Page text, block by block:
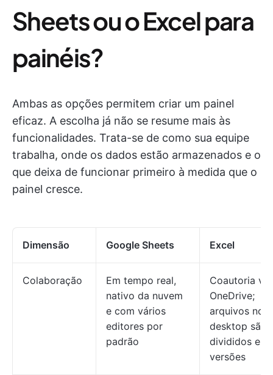
Sheets ou o Excel para
painéis?
Ambas as opções permitem criar um painel
eficaz. A escolha já não se resume mais às
funcionalidades. Trata-se de como sua equipe
trabalha, onde os dados estão armazenados e o
que deixa de funcionar primeiro à medida que o
painel cresce.
Dimensão Google Sheets Excel
Colaboração
Em tempo real,
nativo da nuvem
e com vários
editores por
padrão
Coautoria via
OneDrive;
arquivos no
desktop são
divididos em
versões